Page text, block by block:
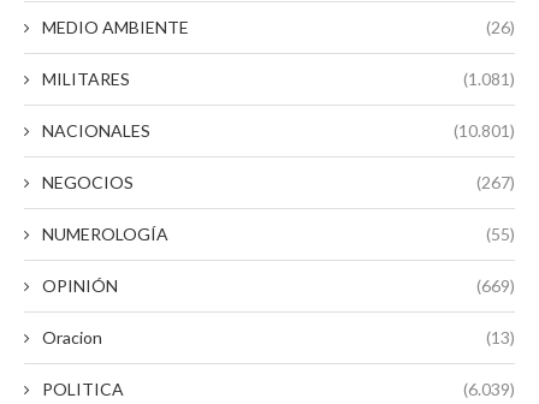
MEDIO AMBIENTE (26)
MILITARES (1.081)
NACIONALES (10.801)
NEGOCIOS (267)
NUMEROLOGÍA (55)
OPINIÓN (669)
Oracion (13)
POLITICA (6.039)